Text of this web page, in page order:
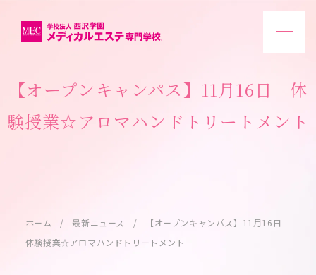
【オープンキャンパス】11月16日 体
験授業☆アロマハンドトリートメント
ホーム 最新ニュース
【オープンキャンパス】11月16日
体験授業☆アロマハンドトリートメント